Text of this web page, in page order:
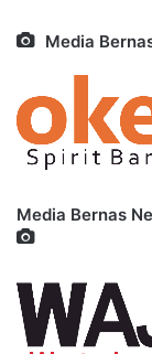
Media
Media Bernas